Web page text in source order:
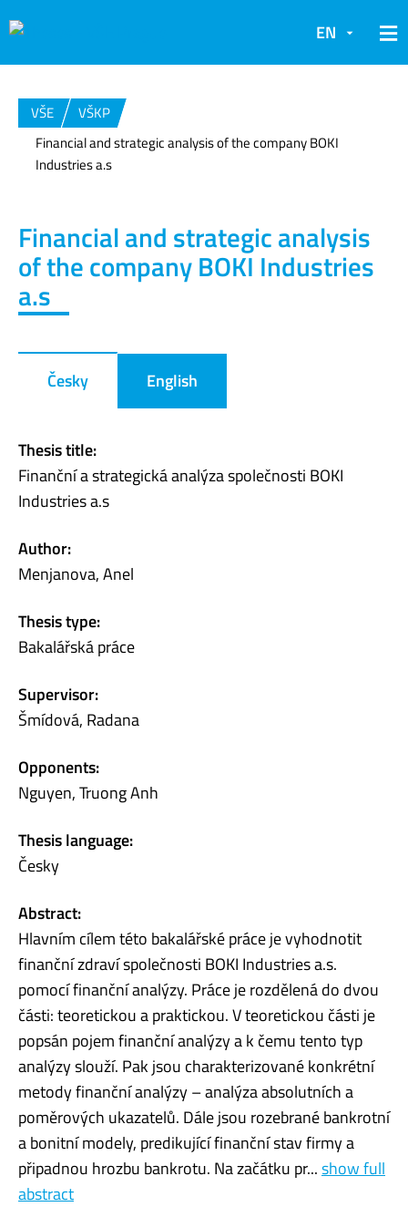
EN
VŠE
VŠKP
Financial and strategic analysis of the company BOKI
Industries a.s
Financial and strategic analysis
of the company BOKI Industries
a.s
Česky English
Thesis title:
Finanční a strategická analýza společnosti BOKI
Industries a.s
Author:
Menjanova, Anel
Thesis type:
Bakalářská práce
Supervisor:
Šmídová, Radana
Opponents:
Nguyen, Truong Anh
Thesis language:
Česky
Abstract:
Hlavním cílem této bakalářské práce je vyhodnotit
finanční zdraví společnosti BOKI Industries a.s.
pomocí finanční analýzy. Práce je rozdělená do dvou
části: teoretickou a praktickou. V teoretickou části je
popsán pojem finanční analýzy a k čemu tento typ
analýzy slouží. Pak jsou charakterizované konkrétní
metody finanční analýzy – analýza absolutních a
poměrových ukazatelů. Dále jsou rozebrané bankrotní
a bonitní modely, predikující finanční stav firmy a
připadnou hrozbu bankrotu. Na začátku pr...show full
abstract